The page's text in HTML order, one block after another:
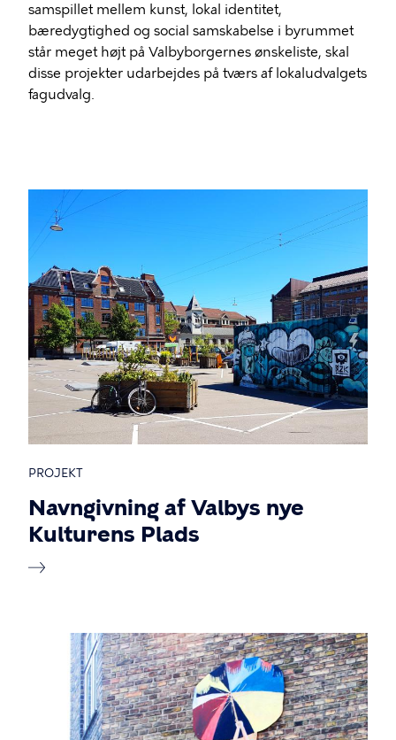
samspillet mellem kunst, lokal identitet,
bæredygtighed og social samskabelse i byrummet
står meget højt på Valbyborgernes ønskeliste, skal
disse projekter udarbejdes på tværs af lokaludvalgets
fagudvalg.
PROJEKT
Navngivning af Valbys nye
Kulturens Plads